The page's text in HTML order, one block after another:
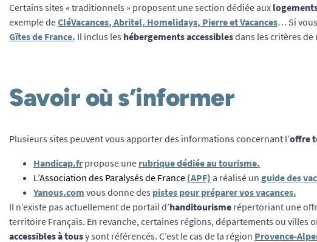
Certains sites « traditionnels » proposent une section dédiée aux
exemple deCléVacances, Abritel, Homelidays, Pierre et Vacances… Si
Gîtes de France. Il inclus les hébergements accessiblesdans les critères de
Savoir où s’informer
Plusieurs sites peuvent vous apporter des informations concernant l’offre
Handicap.frpropose une rubrique dédiée au tourisme.
L’Association des Paralysés de France (APF) a réalisé un guide des
Yanous.com vous donne des pistes pour préparer vos vacances.
Il n’existe pas actuellement de portail d’handitourisme répertoriant une
territoire Français. En revanche, certaines régions, départements ou villes
accessibles à tousy sont référencés. C’est le cas de la région Provence-